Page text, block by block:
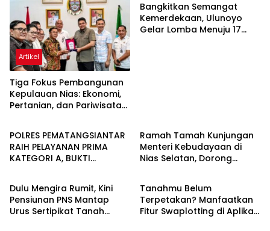
Artikel
Tiga Fokus Pembangunan
Kepulauan Nias: Ekonomi,
Pertanian, dan Pariwisata
Bangkitkan Semangat
Kemerdekaan, Ulunoyo
Gelar Lomba Menuju 17
Artikel
POLRES PEMATANGSIANTAR
RAIH PELAYANAN PRIMA
KATEGORI A, BUKTI
Ramah Tamah Kunjungan
Menteri Kebudayaan di
Nias Selatan, Dorong
Artikel
Dulu Mengira Rumit, Kini
Pensiunan PNS Mantap
Urus Sertipikat Tanah
Artikel
Tanahmu Belum
Terpetakan? Manfaatkan
Fitur Swaplotting di Aplikasi